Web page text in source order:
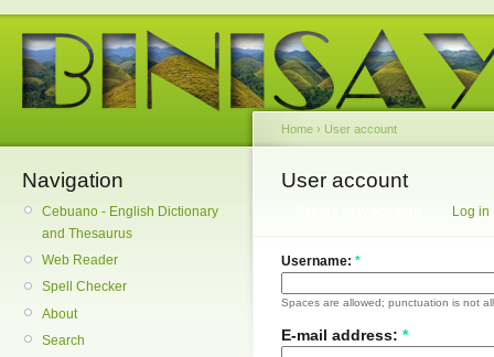
Navigation
Cebuano - English Dictionary
and Thesaurus
Web Reader
Spell Checker
About
Search
Home › User account
User account
Log in
Username: *
Spaces are allowed; punctuation is not
E-mail address: *